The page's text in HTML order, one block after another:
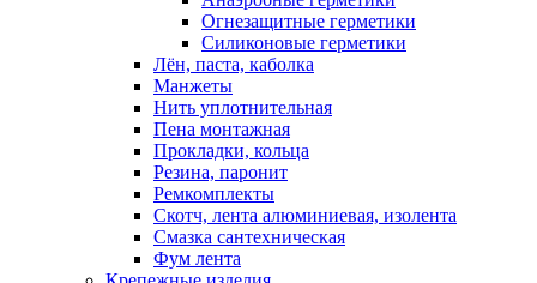
Огнезащитные герметики
Силиконовые герметики
Лён, паста, каболка
Манжеты
Нить уплотнительная
Пена монтажная
Прокладки, кольца
Резина, паронит
Ремкомплекты
Скотч, лента алюминиевая, изолента
Смазка сантехническая
Фум лента